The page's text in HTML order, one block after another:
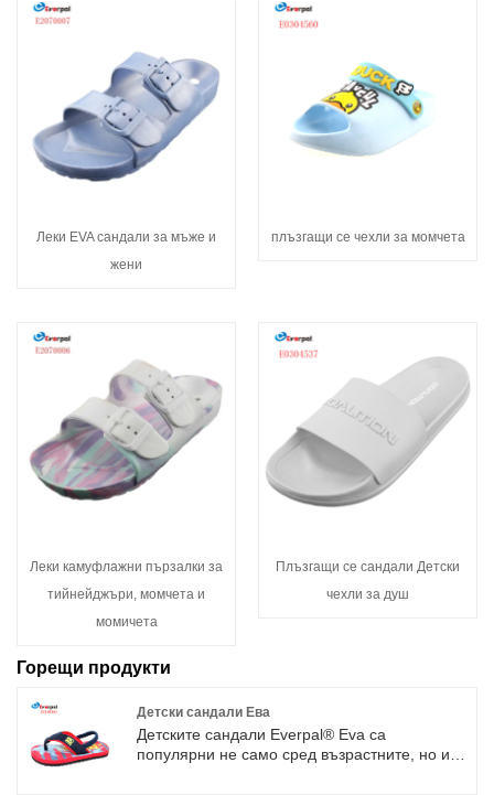
Леки EVA сандали за мъже и
жени
плъзгащи се чехли за момчета
Леки камуфлажни пързалки за
тийнейджъри, момчета и
момичета
Плъзгащи се сандали Детски
чехли за душ
Горещи продукти
Детски сандали Ева
Детските сандали Everpal® Eva са
популярни не само сред възрастните, но и